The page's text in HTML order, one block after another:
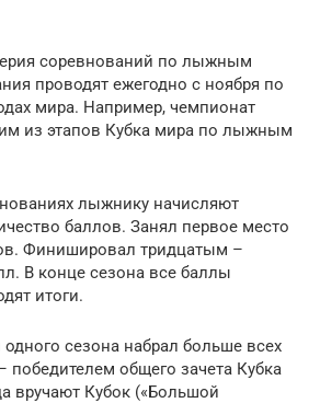
соревнований по лыжным
проводят ежегодно с ноября по
мира. Например, чемпионат
из этапов Кубка мира по лыжным
лыжнику начисляют
баллов. Занял первое место
Финишировал тридцатым –
В конце сезона все баллы
итоги.
одного сезона набрал больше всех
победителем общего зачета Кубка
вручают Кубок («Большой